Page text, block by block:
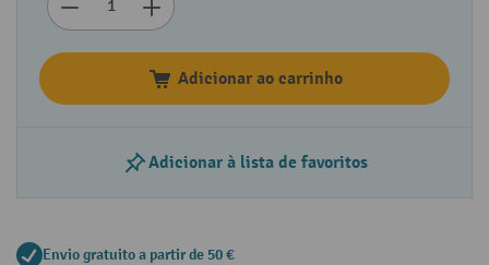
Adicionar ao carrinho
Adicionar à lista de favoritos
Envio gratuito a partir de 50 €